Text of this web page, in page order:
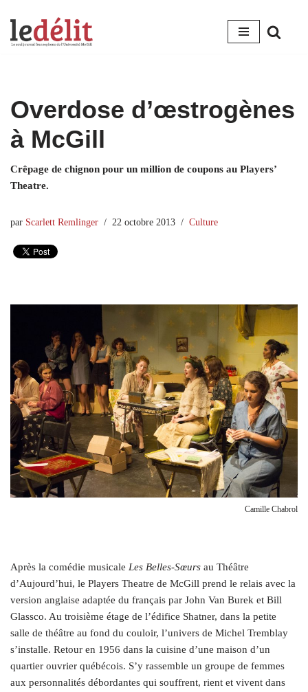
Aller
Overdose d’œstrogènes
à McGill
Crêpage de chignon pour un million de coupons au Players’
Theatre.
par Scarlett Remlinger 22 octobre 2013 Culture
Camille Chabrol
Après la comédie musicale Les Belles-Sœurs au Théâtre
d’Aujourd’hui, le Players Theatre de McGill prend le relais avec la
version anglaise adaptée du français par John Van Burek et Bill
Glassco. Au troisième étage de l’édifice Shatner, dans la petite
salle de théâtre au fond du couloir, l’univers de Michel Tremblay
s’installe. Retour en 1956 dans la cuisine d’une maison d’un
quartier ouvrier québécois. S’y rassemble un groupe de femmes
aux personnalités débordantes qui souffrent, rient et vivent dans